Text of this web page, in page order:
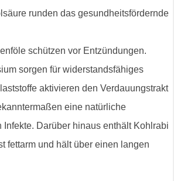
runden das gesundheitsfördernde
schützen vor Entzündungen.
sorgen für widerstandsfähiges
aktivieren den Verdauungstrakt
eine natürliche
Infekte. Darüber hinaus enthält Kohlrabi
fettarm und hält über einen langen